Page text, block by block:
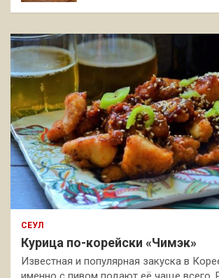
СЕУЛ
Курица по-корейски «Чимэк»
Известная и популярная закуска в